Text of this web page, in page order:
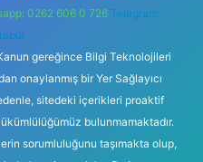
0262 606 0 726 Telegram:
gereğince Bilgi Teknolojileri
onaylanmış bir Yer Sağlayıcı
sitedeki içerikleri proaktif
bulunmamaktadır.
sorumluluğunu taşımakta olup,